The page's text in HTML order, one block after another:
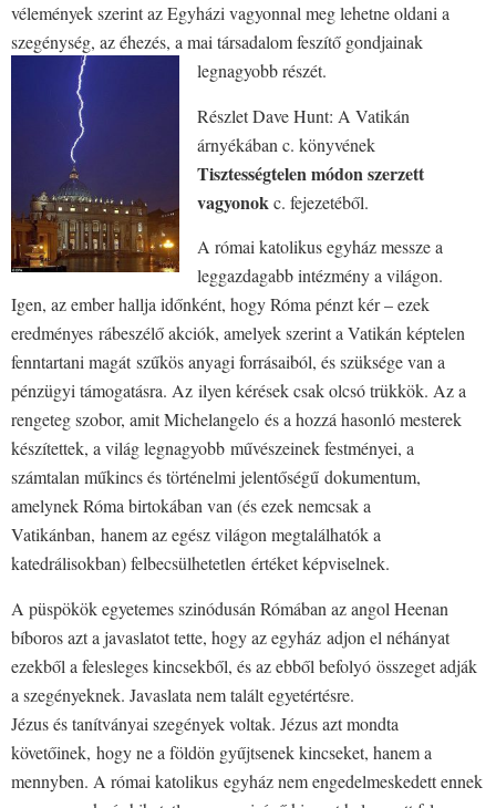
vélemények szerint az Egyházi vagyonnal meg lehetne oldani a
szegénység, az éhezés, a mai társadalom feszítő gondjainak
legnagyobb részét.
Részlet Dave Hunt: A Vatikán
árnyékában c. könyvének
Tisztességtelen módon szerzett
vagyonokc. fejezetéből.
A római katolikus egyház messze a
leggazdagabb intézmény a világon.
Igen, az ember hallja időnként, hogy Róma pénzt kér – ezek
eredményes rábeszélő akciók, amelyek szerint a Vatikán képtelen
fenntartani magát szűkös anyagi forrásaiból, és szüksége van a
pénzügyi támogatásra. Az ilyen kérések csak olcsó trükkök. Az a
rengeteg szobor, amit Michelangelo és a hozzá hasonló mesterek
készítettek, a világ legnagyobb művészeinek festményei, a
számtalan műkincs és történelmi jelentőségű dokumentum,
amelynek Róma birtokában van (és ezek nemcsak a
Vatikánban, hanem az egész világon megtalálhatók a
katedrálisokban) felbecsülhetetlen értéket képviselnek.
A püspökök egyetemes szinódusán Rómában az angol Heenan
bíboros azt a javaslatot tette, hogy az egyház adjon el néhányat
ezekből a felesleges kincsekből, és az ebből befolyó összeget adják
a szegényeknek. Javaslata nem talált egyetértésre.
Jézus és tanítványai szegények voltak. Jézus azt mondta
követőinek, hogy ne a földön gyűjtsenek kincseket, hanem a
mennyben. A római katolikus egyház nem engedelmeskedett ennek